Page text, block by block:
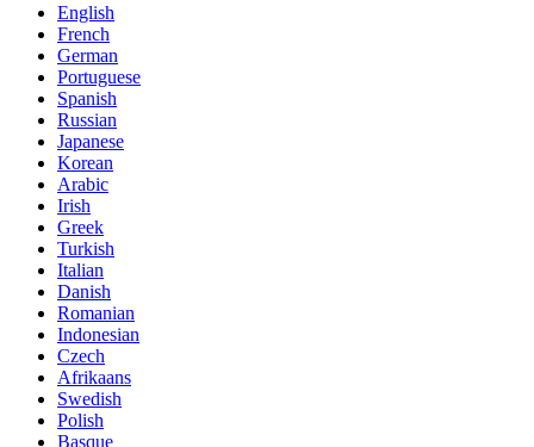
English
French
German
Portuguese
Spanish
Russian
Japanese
Korean
Arabic
Irish
Greek
Turkish
Italian
Danish
Romanian
Indonesian
Czech
Afrikaans
Swedish
Polish
Basque